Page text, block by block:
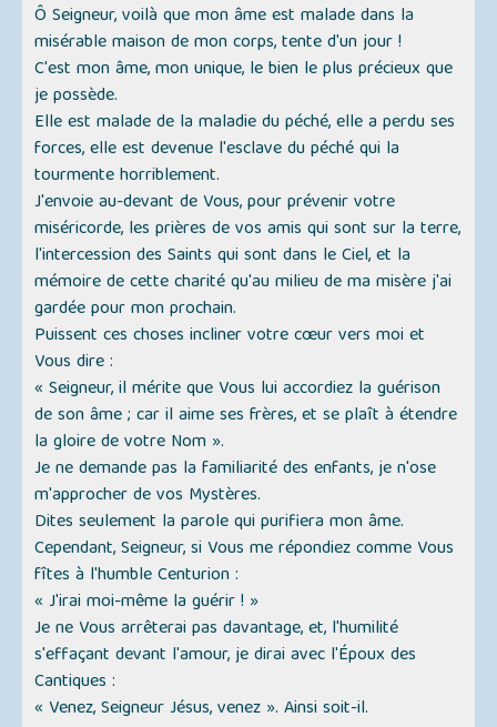
Ô Seigneur, voilà que mon âme est malade dans la
misérable maison de mon corps, tente d'un jour !
C'est mon âme, mon unique, le bien le plus précieux que
je possède.
Elle est malade de la maladie du péché, elle a perdu ses
forces, elle est devenue l'esclave du péché qui la
tourmente horriblement.
J'envoie au-devant de Vous, pour prévenir votre
miséricorde, les prières de vos amis qui sont sur la terre,
l'intercession des Saints qui sont dans le Ciel, et la
mémoire de cette charité qu'au milieu de ma misère j'ai
gardée pour mon prochain.
Puissent ces choses incliner votre cœur vers moi et
Vous dire :
« Seigneur, il mérite que Vous lui accordiez la guérison
de son âme ; car il aime ses frères, et se plaît à étendre
la gloire de votre Nom ».
Je ne demande pas la familiarité des enfants, je n'ose
m'approcher de vos Mystères.
Dites seulement la parole qui purifiera mon âme.
Cependant, Seigneur, si Vous me répondiez comme Vous
fîtes à l'humble Centurion :
« J'irai moi-même la guérir ! »
Je ne Vous arrêterai pas davantage, et, l'humilité
s'effaçant devant l'amour, je dirai avec l'Époux des
Cantiques :
« Venez, Seigneur Jésus, venez ». Ainsi soit-il.